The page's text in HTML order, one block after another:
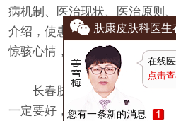
病机制、医治现状、医治原则
介绍，使患者正确认识和医治
惊骇心情，乐观积极地医治。
长春肤康皮肤病医院温馨提
一定要好，不要听任自己，要
肤康皮肤科医生
在线
点击
您有一条新的消息